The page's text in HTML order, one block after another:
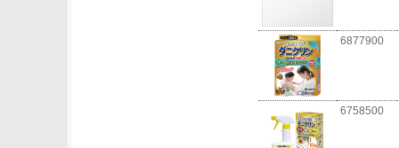
6877900
6758500